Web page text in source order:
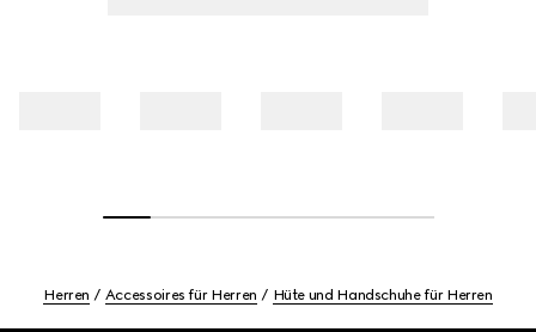
Herren Accessoires für Herren Hüte und Handschuhe für Herren